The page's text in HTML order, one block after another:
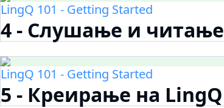
LingQ 101 - Getting Started
4 - Слушање и читање
LingQ 101 - Getting Started
5 - Креирање на LingQ